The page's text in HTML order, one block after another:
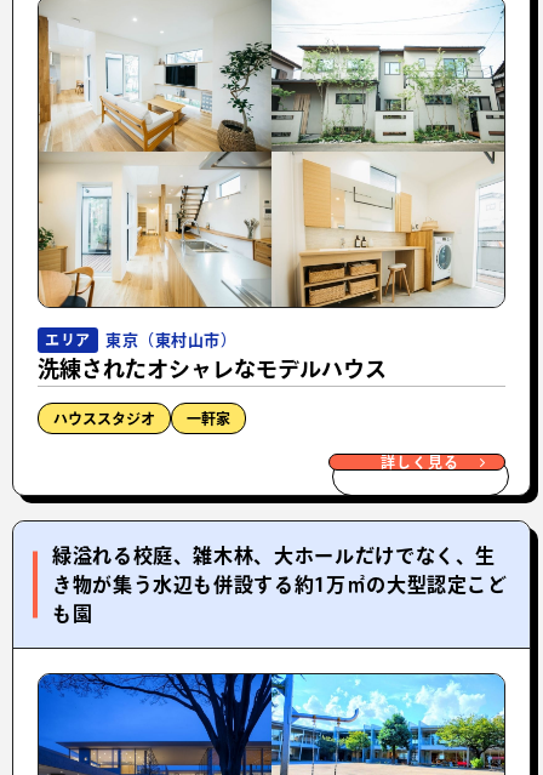
エリア 東京（東村山市）
洗練されたオシャレなモデルハウス
ハウススタジオ 一軒家
詳しく見る
緑溢れる校庭、雑木林、大ホールだけでなく、生
き物が集う水辺も併設する約1万㎡の大型認定こど
も園